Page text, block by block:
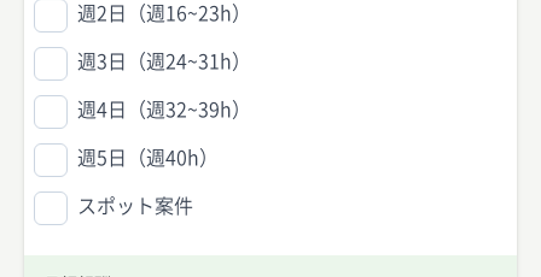
週2日（週16~23h）
週3日（週24~31h）
週4日（週32~39h）
週5日（週40h）
スポット案件